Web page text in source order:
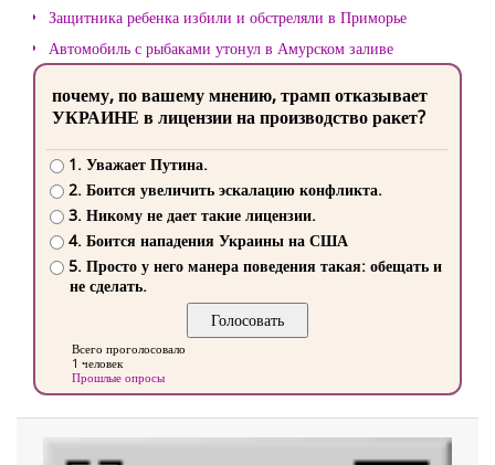
Защитника ребенка избили и обстреляли в Приморье
Автомобиль с рыбаками утонул в Амурском заливе
почему, по вашему мнению, трамп отказывает
УКРАИНЕ в лицензии на производство ракет?
1. Уважает Путина.
2. Боится увеличить эскалацию конфликта.
3. Никому не дает такие лицензии.
4. Боится нападения Украины на США
5. Просто у него манера поведения такая: обещать и
не сделать.
Всего проголосовало
1 человек
Прошлые опросы